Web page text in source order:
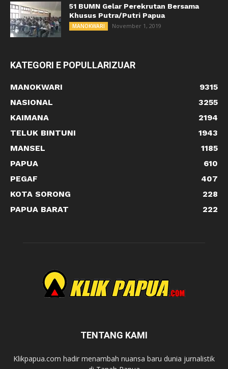
51 BUMN Gelar Perekrutan Bersama
Khusus Putra/Putri Papua
MANOKWARI November 1, 2019
KATEGORI E POPULLARIZUAR
MANOKWARI
9315
NASIONAL
3255
KAIMANA
2194
TELUK BINTUNI
1943
MANSEL
1185
PAPUA
610
PEGAF
407
KOTA SORONG
228
PAPUA BARAT
222
TENTANG KAMI
Klikpapua.com hadir menambah nuansa baru dunia jurnalistik